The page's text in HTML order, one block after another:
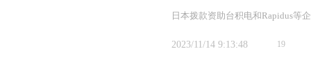
日本拨款资助台积电和Rapidus等
2023/11/14 9:13:48 19